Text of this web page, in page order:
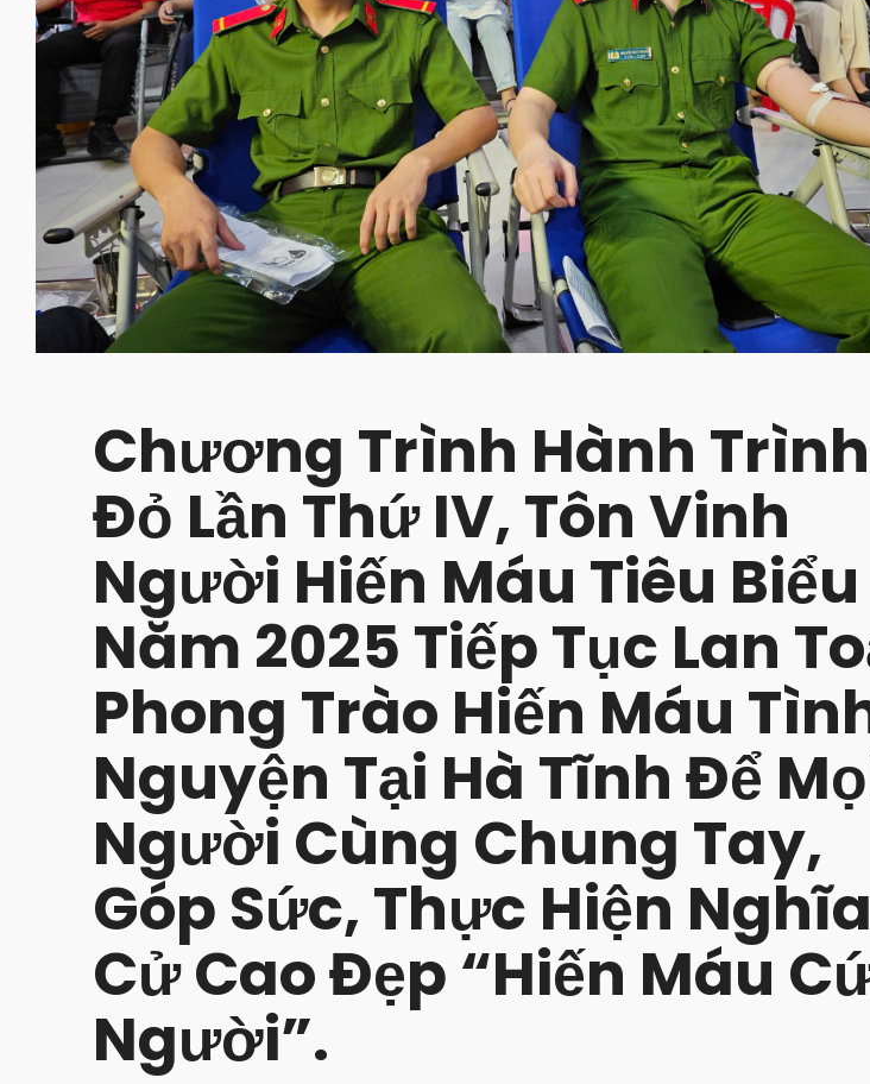
Chương Trình Hành Trình
Đỏ Lần Thứ IV, Tôn Vinh
Người Hiến Máu Tiêu Biểu
Năm 2025 Tiếp Tục Lan
Phong Trào Hiến Máu
Nguyện Tại Hà Tĩnh Để
Người Cùng Chung Tay,
Góp Sức, Thực Hiện Nghĩa
Cử Cao Đẹp “hiến Máu
Người”.